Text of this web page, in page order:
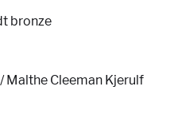
bronze
Malthe Cleeman Kjerulf